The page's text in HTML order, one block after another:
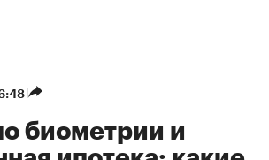
биометрии и